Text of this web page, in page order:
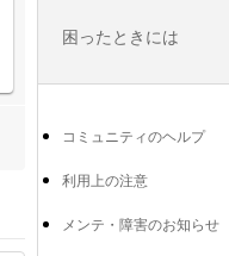
困ったときには
コミュニティのヘルプ
利用上の注意
メンテ・障害のお知らせ